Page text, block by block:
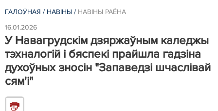
ГАЛОЎНАЯ / НАВIНЫ / НАВIНЫ РАЁНА
16.01.2026
У Навагрудскім дзяржаўным каледжы
тэхналогій і бяспекі прайшла гадзіна
духоўных зносін "Запаведзі шчаслівай
сям'і"